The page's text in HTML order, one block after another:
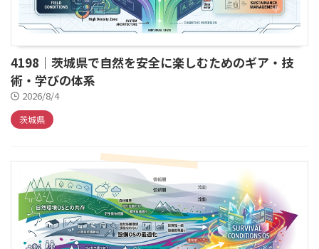
4198｜茨城県で自然を安全に楽しむためのギア・技
術・学びの体系
2026/8/4
茨城県